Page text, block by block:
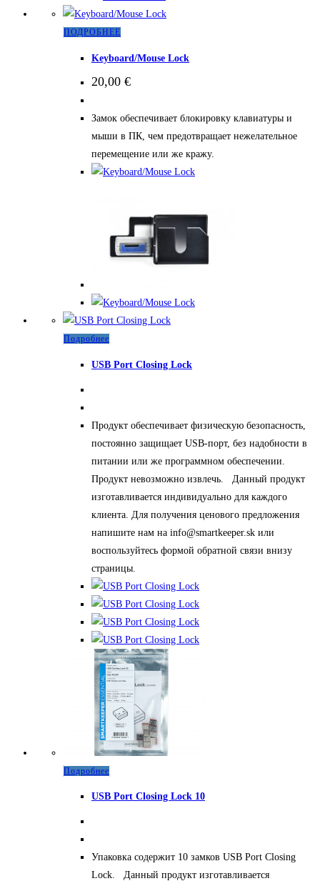
ПОДРОБНЕЕ
несколько
Опции
можно
выбрать
на
Keyboard/Mouse Lock
20,00 €
Замок обеспечивает блокировку клавиатуры и
мыши в ПК, чем предотвращает нежелательное
перемещение или же кражу.
Подробнее
USB Port Closing Lock
Продукт обеспечивает физическую безопасность,
постоянно защищает USB-порт, без надобности в
питании или же программном обеспечении.
Продукт невозможно извлечь. Данный продукт
изготавливается индивидуально для каждого
клиента. Для получения ценового предложения
напишите нам на info@smartkeeper.sk или
воспользуйтесь формой обратной связи внизу
страницы.
Подробнее
USB Port Closing Lock 10
Упаковка содержит 10 замков USB Port Closing
Lock. Данный продукт изготавливается